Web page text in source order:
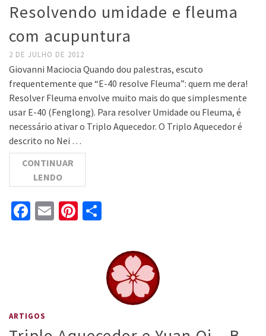
Resolvendo umidade e fleuma
com acupuntura
2 DE JULHO DE 2012
Giovanni Maciocia Quando dou palestras, escuto
frequentemente que “E-40 resolve Fleuma”: quem me dera!
Resolver Fleuma envolve muito mais do que simplesmente
usar E-40 (Fenglong). Para resolver Umidade ou Fleuma, é
necessário ativar o Triplo Aquecedor. O Triplo Aquecedor é
descrito no Nei …
CONTINUAR
LENDO
Facebook
EmailPinterest
ARTIGOS